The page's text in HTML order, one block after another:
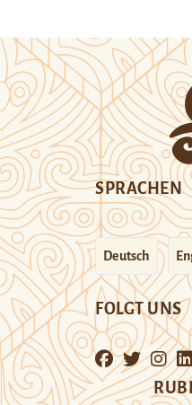
SPRACHEN
Deutsch
FOLGT UNS